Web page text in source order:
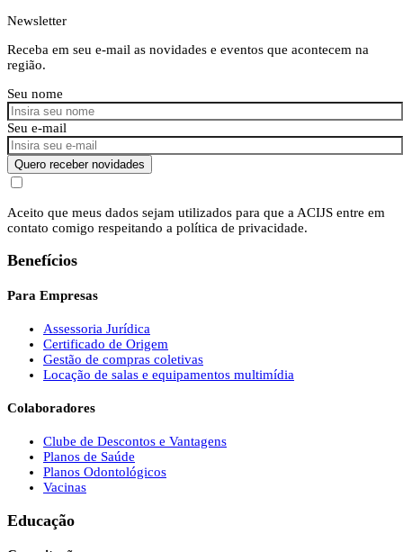
Newsletter
Receba em seu e-mail as novidades e eventos que acontecem na
região.
Seu nome
Seu e-mail
Quero receber novidades
Aceito que meus dados sejam utilizados para que a ACIJS entre em
contato comigo respeitando a política de privacidade.
Benefícios
Para Empresas
Assessoria Jurídica
Certificado de Origem
Gestão de compras coletivas
Locação de salas e equipamentos multimídia
Colaboradores
Clube de Descontos e Vantagens
Planos de Saúde
Planos Odontológicos
Vacinas
Educação